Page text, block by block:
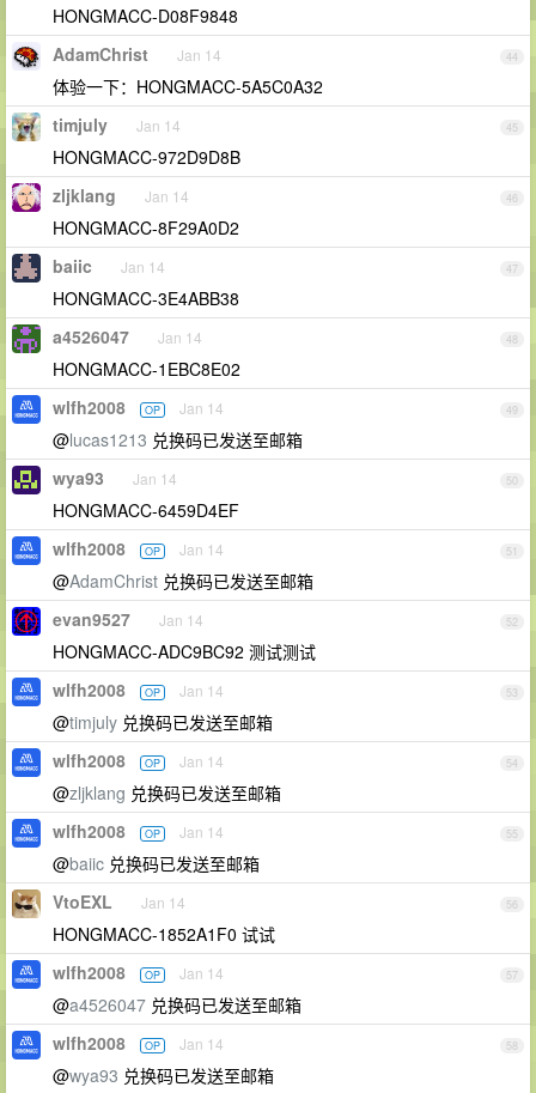
HONGMACC-D08F9848
44
AdamChrist Jan 14
体验一下：HONGMACC-5A5C0A32
45
timjuly Jan 14
HONGMACC-972D9D8B
46
zljklang Jan 14
HONGMACC-8F29A0D2
47
baiic Jan 14
HONGMACC-3E4ABB38
48
a4526047 Jan 14
HONGMACC-1EBC8E02
49
wlfh2008 OP Jan 14
@lucas1213 兑换码已发送至邮箱
50
wya93 Jan 14
HONGMACC-6459D4EF
51
wlfh2008 OP Jan 14
@AdamChrist 兑换码已发送至邮箱
52
evan9527 Jan 14
HONGMACC-ADC9BC92 测试测试
53
wlfh2008 OP Jan 14
@timjuly 兑换码已发送至邮箱
54
wlfh2008 OP Jan 14
@zljklang 兑换码已发送至邮箱
55
wlfh2008 OP Jan 14
@baiic 兑换码已发送至邮箱
56
VtoEXL Jan 14
HONGMACC-1852A1F0 试试
57
wlfh2008 OP Jan 14
@a4526047 兑换码已发送至邮箱
58
wlfh2008 OP Jan 14
@wya93 兑换码已发送至邮箱